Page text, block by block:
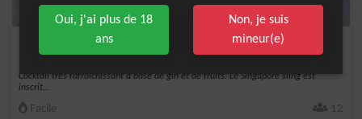
Cocktail très rafraîchissant à base de gin et de fruits. Le Singapore sling est
inscrit...
Facile 12
Oui, j'ai plus de 18
ans
Non, je suis
mineur(e)